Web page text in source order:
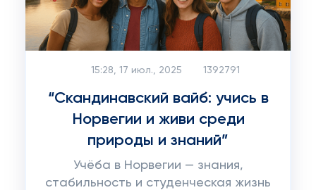
15:28, 17 июл., 2025 1392791
“Скандинавский вайб: учись в
Норвегии и живи среди
природы и знаний”
Учёба в Норвегии — знания,
стабильность и студенческая жизнь